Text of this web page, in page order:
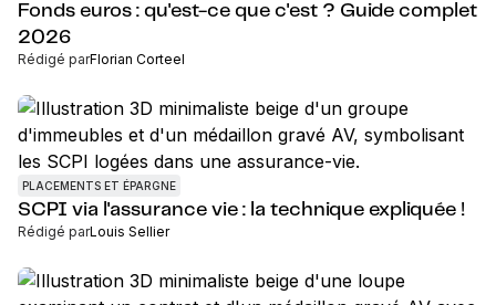
Fonds euros : qu'est-ce que c'est ? Guide complet
2026
Rédigé parFlorian Corteel
PLACEMENTS ET ÉPARGNE
SCPI via l'assurance vie : la technique expliquée !
Rédigé parLouis Sellier